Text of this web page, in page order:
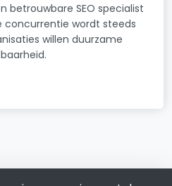
betrouwbare SEO specialist
concurrentie wordt steeds
willen duurzame